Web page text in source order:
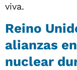
viva.
Reino
alianzas
nuclear